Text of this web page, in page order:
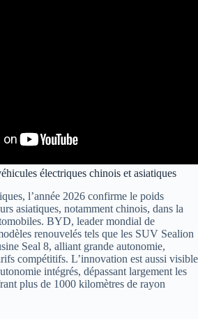
électriques chinois et asiatiques
l’année 2026 confirme le poids
asiatiques, notamment chinois, dans la
BYD, leader mondial de
renouvelés tels que les SUV Sealion
Seal 8, alliant grande autonomie,
compétitifs. L’innovation est aussi visible
intégrés, dépassant largement les
plus de 1000 kilomètres de rayon